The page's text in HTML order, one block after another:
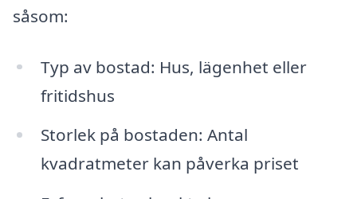
såsom:
Typ av bostad: Hus, lägenhet eller
fritidshus
Storlek på bostaden: Antal
kvadratmeter kan påverka priset